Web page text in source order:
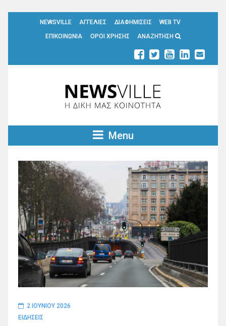
NEWSVILLE ΑΓΓΕΛΙΕΣ ΔΙΑΦΗΜΙΣΕΙΣ
WEB TV
ΕΠΙΚΟΙΝΩΝΙΑ
ΟΡΟΙ ΧΡΗΣΗΣ ΑΝΑΖΗΤΗΣΗ
Menu
2 ΙΟΥΝΊΟΥ 2026
ΕΙΔΗΣΕΙΣ